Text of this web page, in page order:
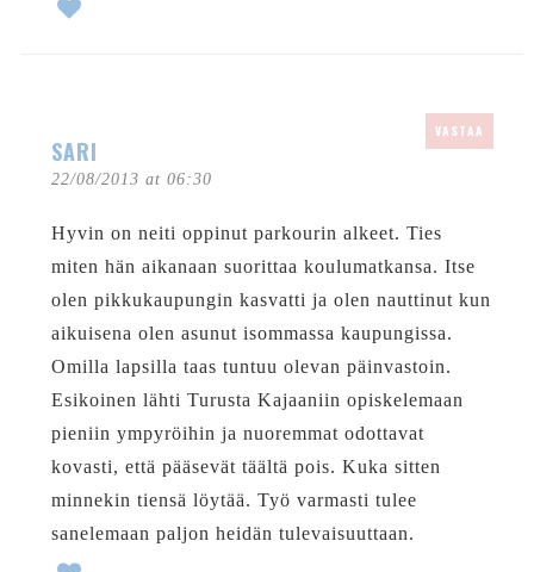
SARI
22/08/2013 at 06:30
VASTAA
Hyvin on neiti oppinut parkourin alkeet. Ties
miten hän aikanaan suorittaa koulumatkansa. Itse
olen pikkukaupungin kasvatti ja olen nauttinut kun
aikuisena olen asunut isommassa kaupungissa.
Omilla lapsilla taas tuntuu olevan päinvastoin.
Esikoinen lähti Turusta Kajaaniin opiskelemaan
pieniin ympyröihin ja nuoremmat odottavat
kovasti, että pääsevät täältä pois. Kuka sitten
minnekin tiensä löytää. Työ varmasti tulee
sanelemaan paljon heidän tulevaisuuttaan.